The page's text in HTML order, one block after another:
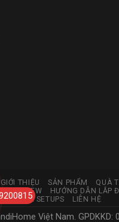
GIỚI THIỆU SẢN PHẨM
QUÀ
& REVIEW
HƯỚNG DẪN LẮP
SETUPS
LIÊN HỆ
Việt Nam. GPDKKD: